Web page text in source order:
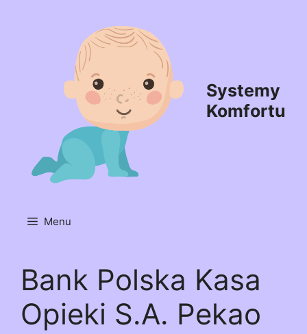
Systemy
Komfortu
Menu
Bank Polska Kasa
Opieki S.A. Pekao